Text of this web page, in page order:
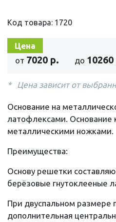
Код товара: 1720
Цена
от 7020 р. до 10260
Цена зависит от
Основание на
латофлексами. Основание
металлическими ножками.
Преимущества:
Основу решетки
берёзовые гнутоклееные
При двуспальном размере
дополнительная